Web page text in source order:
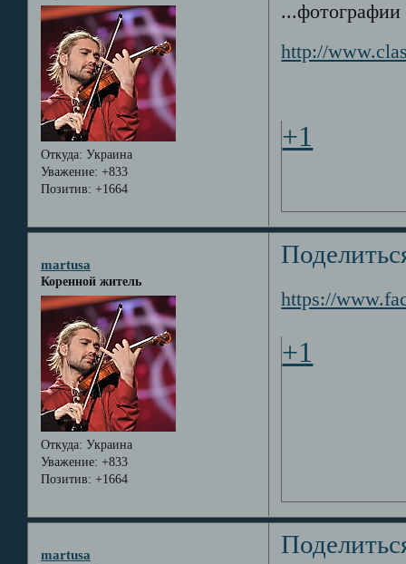
Откуда: Украина
Уважение: +833
Позитив: +1664
http://
+1
martusa
Коренной житель
Откуда: Украина
Уважение: +833
Позитив: +1664
https://
+1
martusa